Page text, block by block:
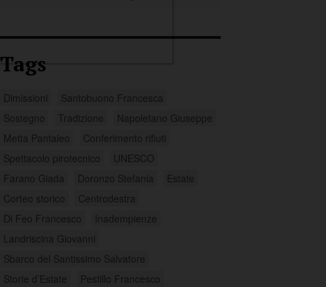
Tags
Dimissioni
Santobuono Francesca
Sostegno
Tradizione
Napoletano Giuseppe
Metta Pantaleo
Conferimento rifiuti
Spettacolo pirotecnico
UNESCO
Farano Giada
Doronzo Stefania
Estate
Corteo storico
Centrodestra
Di Feo Francesco
Inadempienze
Landriscina Giovanni
Sbarco del Santissimo Salvatore
Storie d’Estate
Pestillo Francesco